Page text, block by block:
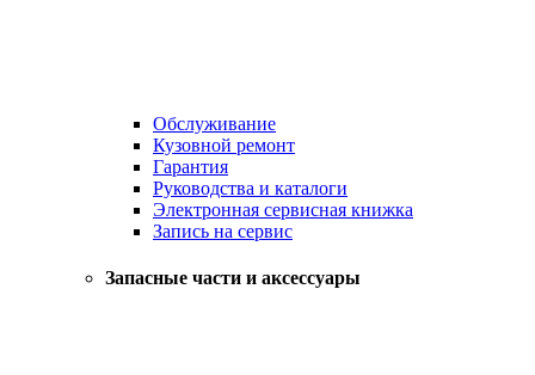
Обслуживание
Кузовной ремонт
Гарантия
Руководства и каталоги
Электронная сервисная книжка
Запись на сервис
Запасные части и аксессуары